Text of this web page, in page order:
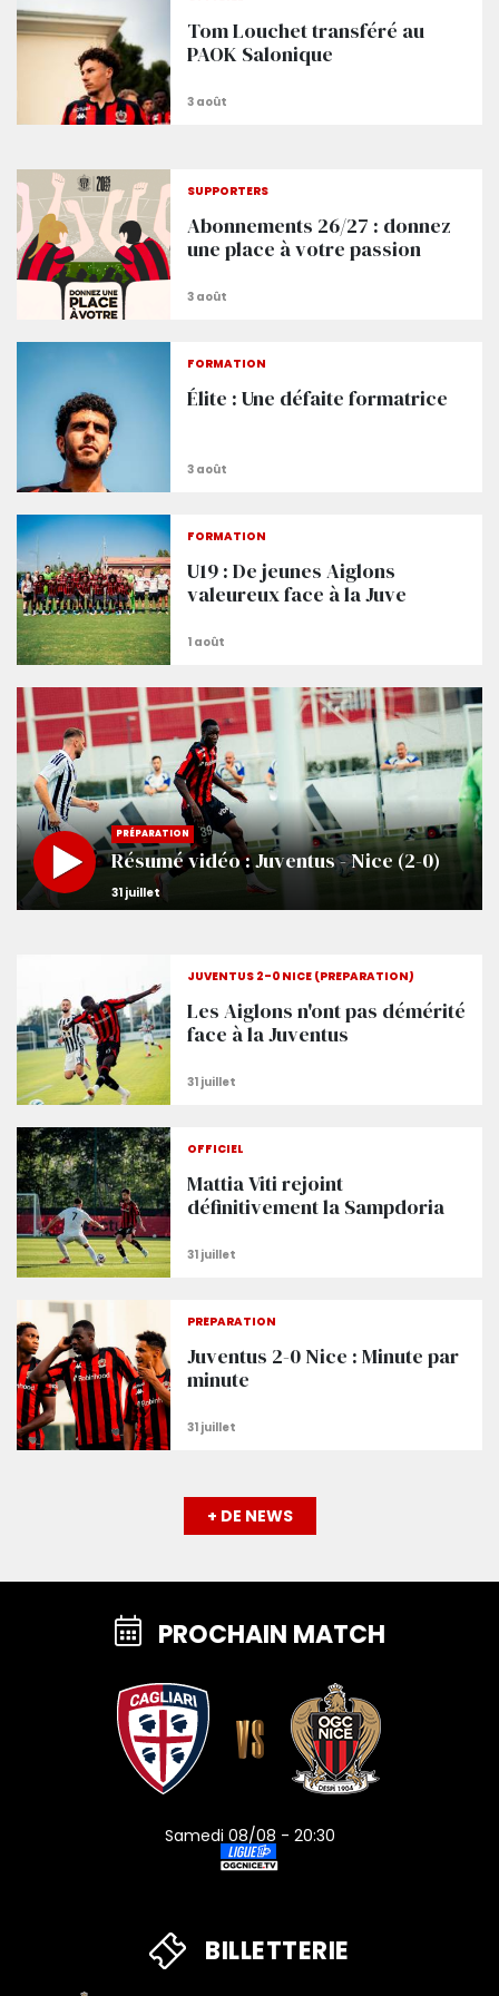
Tom Louchet transféré au
PAOK Salonique
SUPPORTERS
Abonnements 26/27 : donnez
une place à votre passion
FORMATION
Élite : Une défaite formatrice
FORMATION
U19 : De jeunes Aiglons
valeureux face à la Juve
PRÉPARATION
Résumé vidéo : Juventus - Nice (2-0)
JUVENTUS 2-0 NICE (PRÉPARATION)
Les Aiglons n'ont pas démérité
face à la Juventus
OFFICIEL
Mattia Viti rejoint
définitivement la Sampdoria
PRÉPARATION
Juventus 2-0 Nice : Minute par
minute
+ DE NEWS
PROCHAIN MATCH
Samedi 08/08 - 20:30
BILLETTERIE